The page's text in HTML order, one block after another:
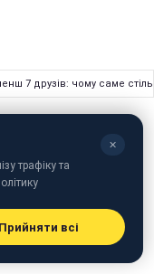
7 друзів: чому саме
менш 7
та якими
✕
трафіку та
Прийняти всі